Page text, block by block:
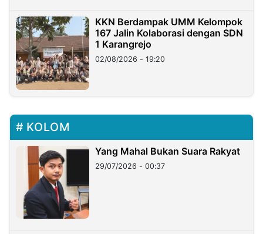
KKN Berdampak UMM Kelompok
167 Jalin Kolaborasi dengan SDN
1 Karangrejo
02/08/2026 - 19:20
KOLOM
Yang Mahal Bukan Suara Rakyat
29/07/2026 - 00:37